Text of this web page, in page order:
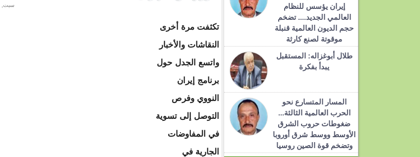
إيران يؤسس للنظام
العالمي الجديد.... تضخم
حجم الديون العالمية قنبلة
موقوتة لصنع كارثة
طلال أبوغزاله: المستقبل
يبدأ بفكرة
المسار المتسارع نحو
الحرب العالمية الثالثة...
ضغوطات حروب الشرق
الأوسط ووسط شرق أوروبا
وتضخم قوة الصين روسيا
سبت, 2021-08-14 06:55
تكثفت مرة أخرى
النقاشات والأخبار
واتسع الجدل حول
برنامج إيران
النووي وفرص
التوصل إلى تسوية
في المفاوضات
الجارية في